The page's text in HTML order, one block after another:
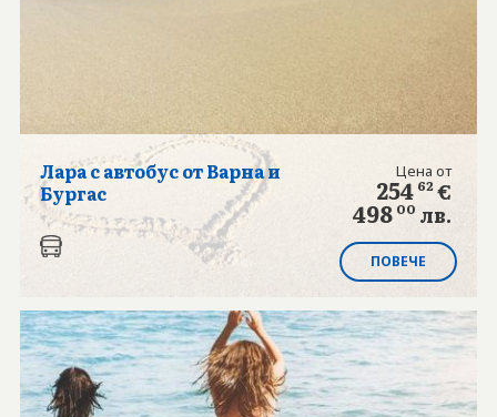
БАНКОВА СМЕТКА
КОНТАКТИ
БЛОГ
Лара с автобус от Варна и
Бургас
Цена от
254 62 €
498 00 лв.
ПОВЕЧЕ